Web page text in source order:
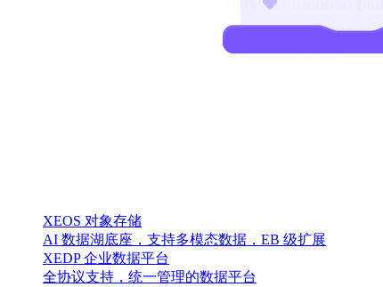
XEOS 对象存储
AI 数据湖底座，支持多模态数据，EB 级扩展
XEDP 企业数据平台
全协议支持，统一管理的数据平台